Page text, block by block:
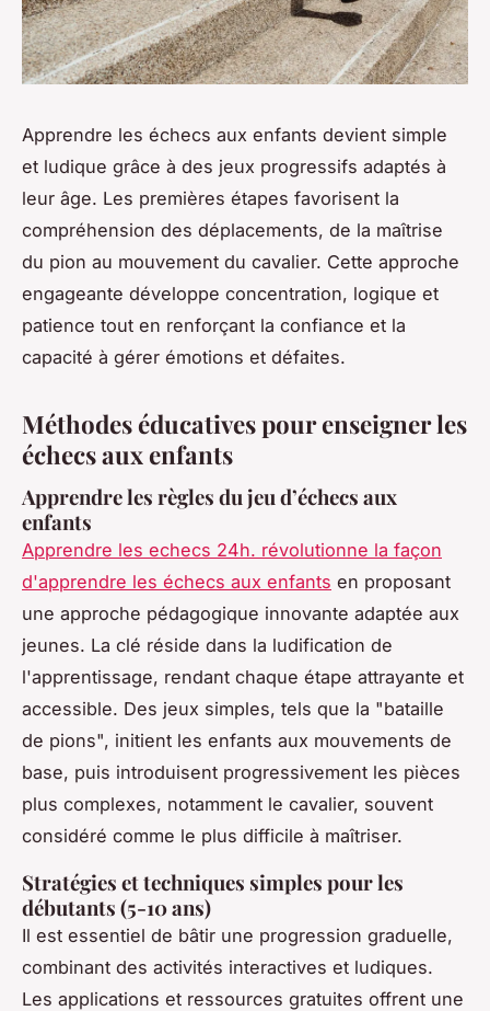
Apprendre les échecs aux enfants devient simple
et ludique grâce à des jeux progressifs adaptés à
leur âge. Les premières étapes favorisent la
compréhension des déplacements, de la maîtrise
du pion au mouvement du cavalier. Cette approche
engageante développe concentration, logique et
patience tout en renforçant la confiance et la
capacité à gérer émotions et défaites.
Méthodes éducatives pour enseigner les
échecs aux enfants
Apprendre les règles du jeu d’échecs aux
enfants
Apprendre les echecs 24h. révolutionne la façon
d'apprendre les échecs aux enfants en proposant
une approche pédagogique innovante adaptée aux
jeunes. La clé réside dans la ludification de
l'apprentissage, rendant chaque étape attrayante et
accessible. Des jeux simples, tels que la "bataille
de pions", initient les enfants aux mouvements de
base, puis introduisent progressivement les pièces
plus complexes, notamment le cavalier, souvent
considéré comme le plus difficile à maîtriser.
Stratégies et techniques simples pour les
débutants (5-10 ans)
Il est essentiel de bâtir une progression graduelle,
combinant des activités interactives et ludiques.
Les applications et ressources gratuites offrent une